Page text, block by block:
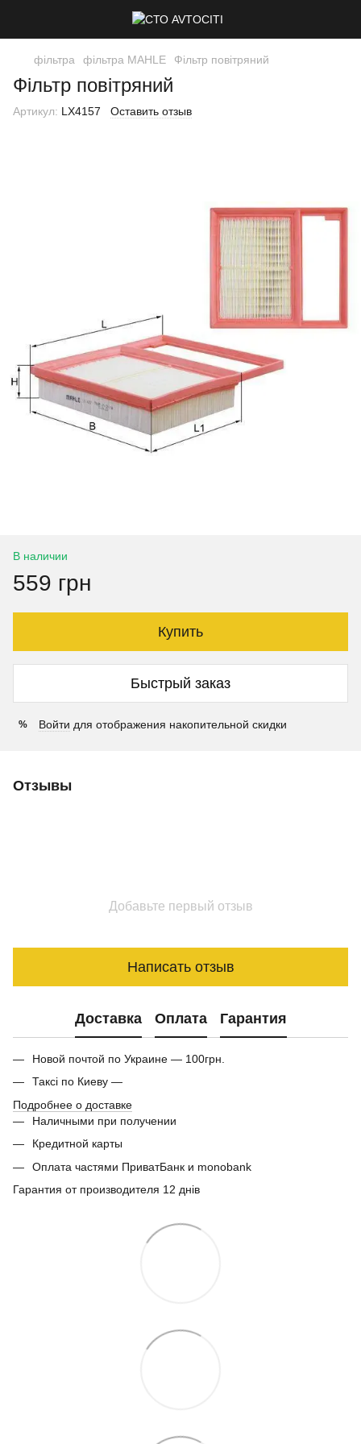
фільтра фільтра MAHLE Фільтр повітряний
Фільтр повітряний
Артикул: LX4157 Оставить отзыв
В наличии
559 грн
Купить
Быстрый заказ
% Войти для отображения накопительной скидки
Отзывы
Добавьте первый отзыв
Написать отзыв
Доставка Оплата Гарантия
Новой почтой по Украине — 100грн.
Таксі по Киеву —
Подробнее о доставке
Наличными при получении
Кредитной карты
Оплата частями ПриватБанк и monobank
Гарантия от производителя 12 днів